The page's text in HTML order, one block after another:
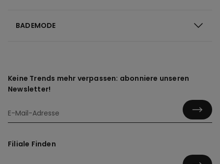
BADEMODE
Keine Trends mehr verpassen: abonniere unseren
Newsletter!
Filiale Finden